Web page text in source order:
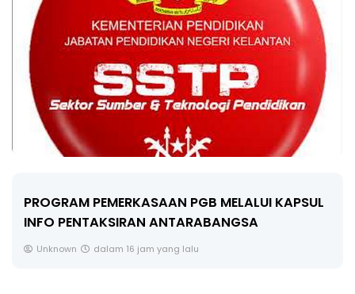
🔴 [LIVE] FIZIK TING 5 (DLP), 5.2
SEMICONDUCTOR DIODE PART-2 OLEH